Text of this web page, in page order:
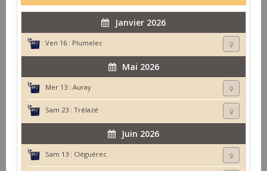
Janvier 2026
Ven 16 : Plumelec
Mai 2026
Mer 13 : Auray
Sam 23 : Trélazé
Juin 2026
Sam 13 : Cléguérec